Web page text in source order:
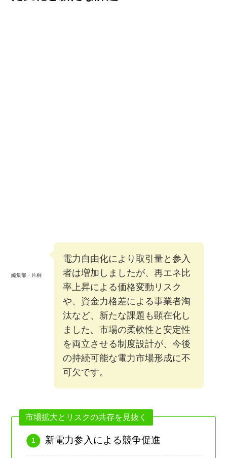
編集部・片桐
電力自由化により取引量と参入
者は増加しましたが、再エネ比
率上昇による価格変動リスク
や、資金力格差による事業者淘
汰など、新たな課題も顕在化し
ました。市場の柔軟性と安定性
を両立させる制度設計が、今後
の持続可能な電力市場形成に不
可欠です。
市場拡大とリスクの共存を見抜く
新電力参入による競争促進